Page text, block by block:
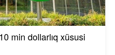
min dollarlıq xüsusi